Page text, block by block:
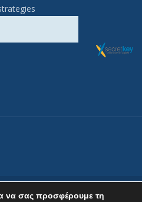
να σας προσφέρουμε τη